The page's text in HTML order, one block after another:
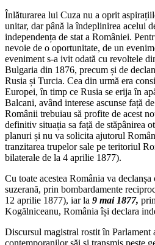
Înlăturarea lui Cuza nu a oprit
unitar, dar până la îndeplinirea acelui
independența de stat a României.
nevoie de o oportunitate, de un
eveniment s-a ivit odată cu revoltele
Bulgaria din 1876, precum și de
Rusia și Turcia. Cea din urmă era
Europei, în timp ce Rusia se erija în
Balcani, având interese ascunse față
Românii trebuiau să profite de acest
definitiv situația sa față de stăpânirea
planuri și nu va solicita ajutorul
tranzitarea trupelor sale pe teritoriul
bilaterale de la 4 aprilie 1877).
Cu toate acestea România va
suzerană, prin bombardamente
12 aprilie 1877), iar la 9 mai 1877,
Kogălniceanu, România își declara
Discursul magistral rostit în Parlament
contemporanilor săi și transmis peste